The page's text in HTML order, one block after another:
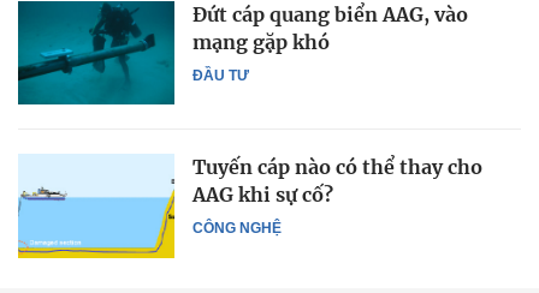
ĐẦU TƯ
Đứt cáp quang biển AAG, vào
mạng gặp khó
CÔNG NGHỆ
Tuyến cáp nào có thể thay cho
AAG khi sự cố?